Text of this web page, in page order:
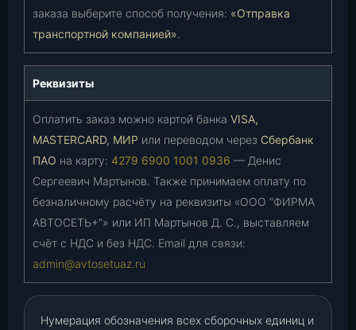
заказа выберите способ получения: «Отправка
транспортной компанией».
Реквизиты
Оплатить заказ можно картой банка VISA,
MASTERCARD, МИР или переводом через Сбербанк
ПАО на карту: 4279 6900 1001 0936 — Денис
Сергеевич Мартынов. Также принимаем оплату по
безналичному расчёту на реквизиты «ООО “ФИРМА
АВТОСЕТЬ+”» или ИП Мартынов Д. С., выставляем
счёт с НДС и без НДС. Email для связи:
admin@avtosetuaz.ru
Нумерация обозначения всех сборочных единиц и